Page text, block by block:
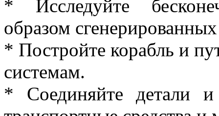
* Исследуйте
образом
* Постройте корабль и
системам.
* Соединяйте детали и